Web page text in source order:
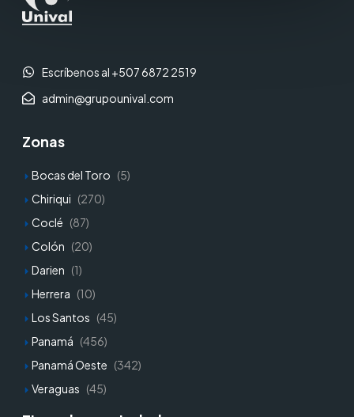
Escríbenos al +507 6872 2519
admin@grupounival.com
Zonas
Bocas del Toro (5)
Chiriqui (270)
Coclé (87)
Colón (20)
Darien (1)
Herrera (10)
Los Santos (45)
Panamá (456)
Panamá Oeste (342)
Veraguas (45)